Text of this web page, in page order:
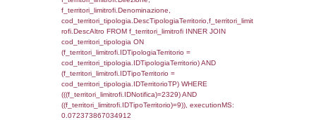
JOIN cod_territori_tipologia ON
(f_territori_limitrofi.IDTipologiaTerritorio =
cod_territori_tipologia.IDTipologiaTerritorio)
(f_territori_limitrofi.IDTipoTerritorio =
cod_territori_tipologia.IDTerritorioTP)
(((f_territori_limitrofi.IDNotifica)=2329) AND
((f_territori_limitrofi.IDTipoTerritorio)=3)),